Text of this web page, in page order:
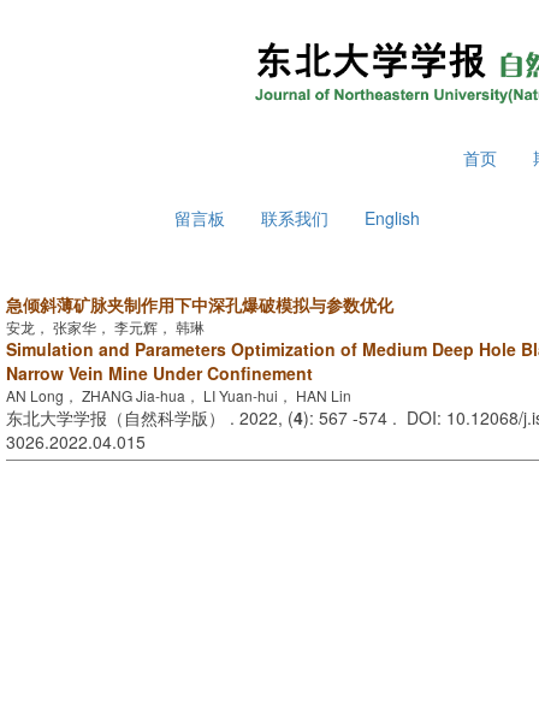
首页
留言板 联系我们 English
急倾斜薄矿脉夹制作用下中深孔爆破模拟与参数优化
安龙， 张家华， 李元辉， 韩琳
Simulation and Parameters Optimization of Medium Deep Hole
Narrow Vein Mine Under Confinement
AN Long， ZHANG Jia-hua， LI Yuan-hui， HAN Lin
东北大学学报（自然科学版） . 2022, (4): 567 -574 . DOI: 10.12068/
3026.2022.04.015